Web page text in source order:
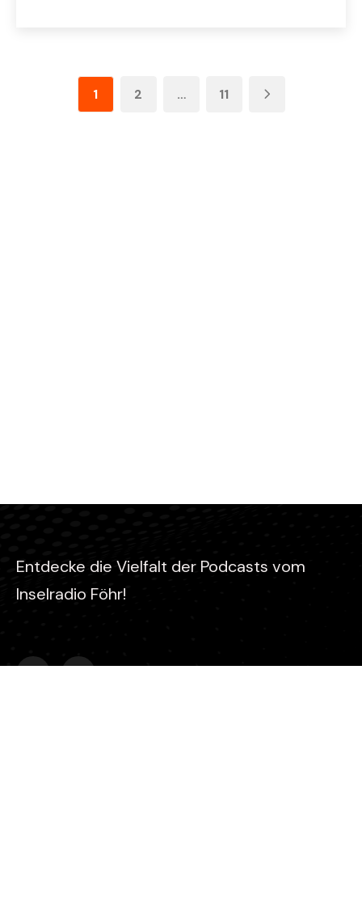
1 2 … 11
Entdecke die Vielfalt der Podcasts vom
Inselradio Föhr!